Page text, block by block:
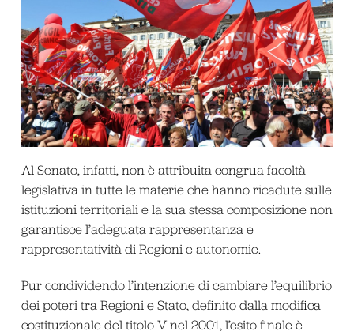
Al Senato, infatti, non è attribuita congrua facoltà
legislativa in tutte le materie che hanno ricadute sulle
istituzioni territoriali e la sua stessa composizione non
garantisce l’adeguata rappresentanza e
rappresentatività di Regioni e autonomie.
Pur condividendo l’intenzione di cambiare l’equilibrio
dei poteri tra Regioni e Stato, definito dalla modifica
costituzionale del titolo V nel 2001, l’esito finale è